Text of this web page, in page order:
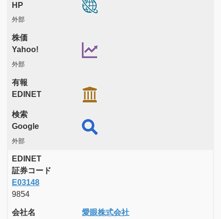
HP
外部
株価
Yahoo!
外部
有報
EDINET
検索
Google
外部
EDINET
証券コード
E03148
9854
会社名 愛眼株式会社